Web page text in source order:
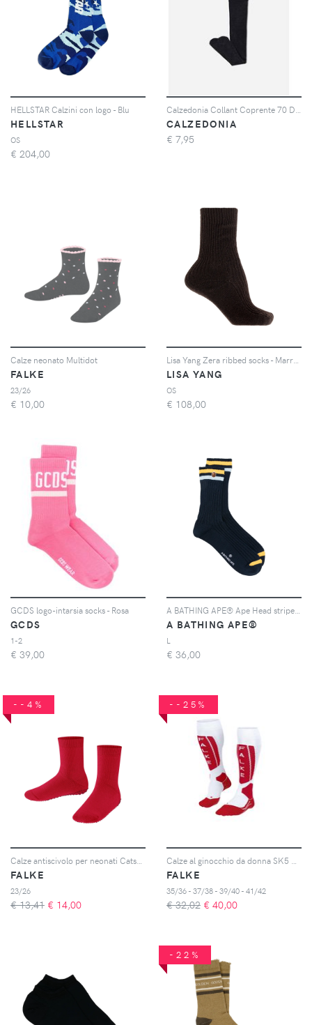
HELLSTAR Calzini con logo - Blu
HELLSTAR
OS
€ 204,00
CALZEDONIA
€ 7,95
Calze neonato Multidot
FALKE
23/26
€ 10,00
LISA YANG
OS
€ 108,00
GCDS logo-intarsia socks - Rosa
GCDS
1-2
€ 39,00
A BATHING APE®
L
€ 36,00
--4%
FALKE
23/26
€ 13,41 € 14,00
--25%
FALKE
35/36 - 37/38 - 39/40 - 41/42
€ 32,02 € 40,00
-22%